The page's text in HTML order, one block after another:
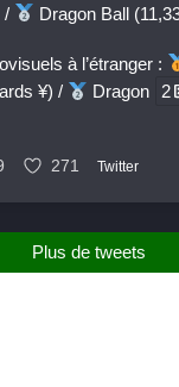
/
Dragon Ball
à l’étranger :
¥) /
Dragon 2
271 Twitter
Plus de tweets